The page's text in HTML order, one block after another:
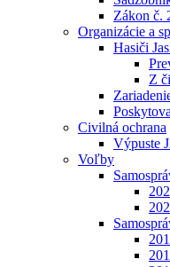
Zákon č.
Organizácie a
Hasiči
Z
Civilná ochrana
Výpuste
Voľby